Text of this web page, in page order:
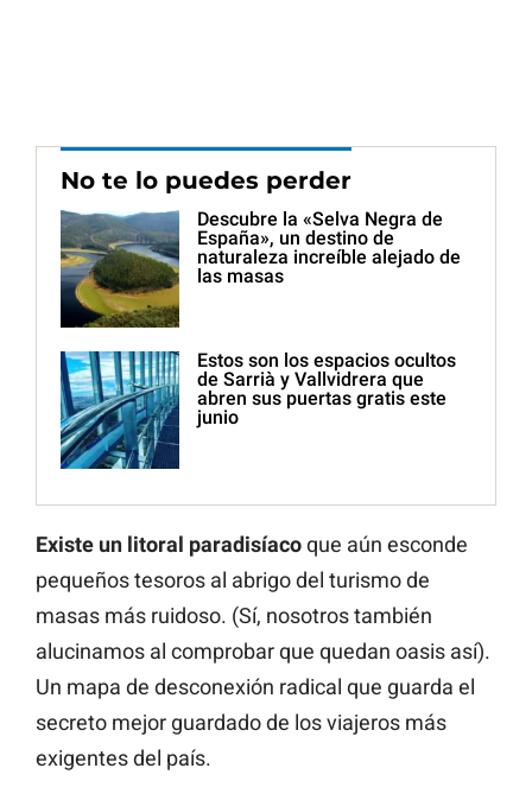
No te lo puedes perder
Descubre la «Selva Negra de
España», un destino de
naturaleza increíble alejado de
las masas
Estos son los espacios ocultos
de Sarrià y Vallvidrera que
abren sus puertas gratis este
junio
Existe un litoral paradisíacoque aún esconde
pequeños tesoros al abrigo del turismo de
masas más ruidoso. (Sí, nosotros también
alucinamos al comprobar que quedan oasis así).
Un mapa de desconexión radical que guarda el
secreto mejor guardado de los viajeros más
exigentes del país.